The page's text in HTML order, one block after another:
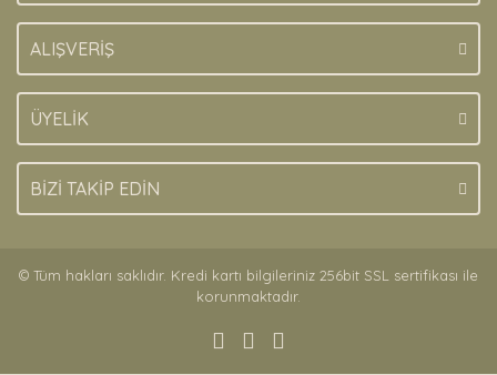
ALIŞVERİŞ
ÜYELİK
BİZİ TAKİP EDİN
© Tüm hakları saklıdır. Kredi kartı bilgileriniz 256bit SSL sertifikası ile
korunmaktadır.